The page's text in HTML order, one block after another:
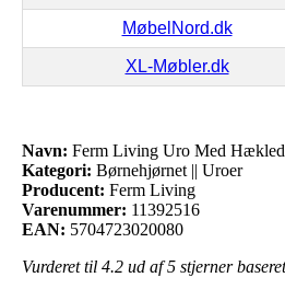
MøbelNord.dk
XL-Møbler.dk
Navn: Ferm Living Uro Med
Kategori: Børnehjørnet || Uroer
Producent: Ferm Living
Varenummer: 11392516
EAN: 5704723020080
Vurderet til 4.2 ud af 5 stjerner